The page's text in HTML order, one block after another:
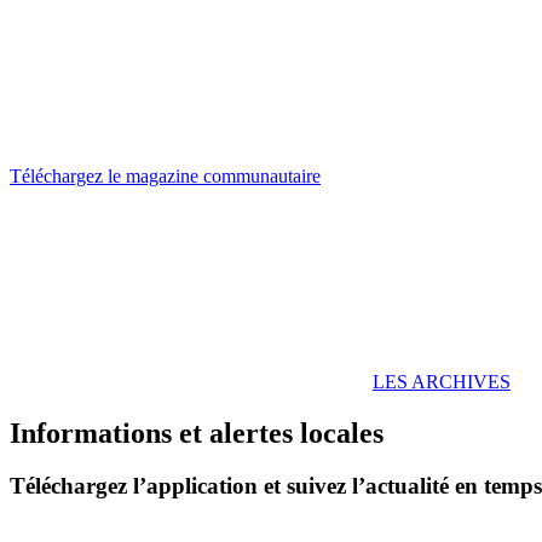
Téléchargez le magazine communautaire
LES ARCHIVES
Informations et alertes locales
Téléchargez l’application et suivez l’actualité en